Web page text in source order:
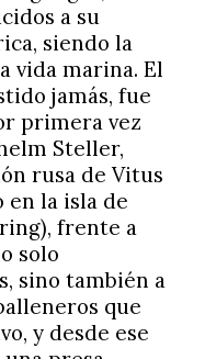
a su
siendo la
vida marina. El
jamás, fue
primera vez
Steller,
rusa de Vitus
en la isla de
frente a
solo
sino también a
que
y desde ese